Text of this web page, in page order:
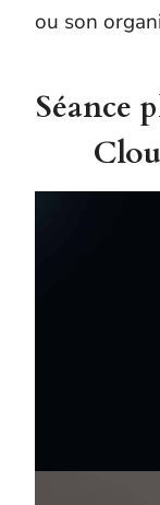
ou son
Séance